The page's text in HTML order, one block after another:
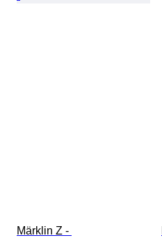
Märklin Z -